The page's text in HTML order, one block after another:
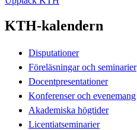
KTH-kalendern
Disputationer
Föreläsningar och seminarier
Docentpresentationer
Konferenser och evenemang
Akademiska högtider
Licentiatseminarier